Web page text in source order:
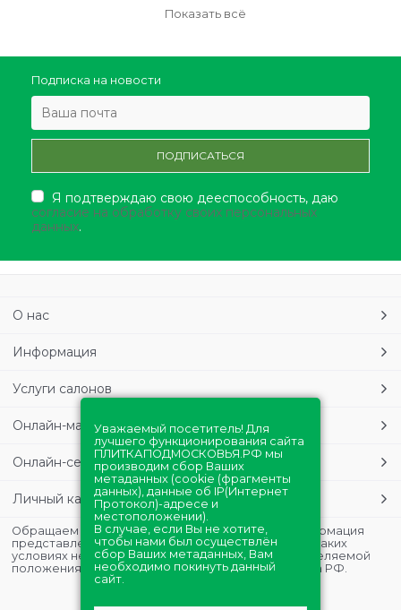
Показать всё
Подписка на новости
Я подтверждаю свою дееспособность, даю
согласие на обработку своих персональных
данных.
О нас
Информация
Услуги салонов
Онлайн-магазин
Онлайн-сервисы
Личный кабинет
Обращаем Ваше внимание на то, что данная информация
представлена в ознакомительных целях и ни при каких
условиях не является публичной офертой, определяемой
положениями Статьи 437 (2) Гражданского кодекса РФ.
Полная версия сайта
Уважаемый посетитель! Для
лучшего функционирования сайта
ПЛИТКАПОДМОСКОВЬЯ.РФ мы
производим сбор Ваших
метаданных (cookie (фрагменты
данных), данные об IP(Интернет
Протокол)-адресе и
местоположении).
В случае, если Вы не хотите,
чтобы нами был осуществлён
сбор Ваших метаданных, Вам
необходимо покинуть данный
сайт.